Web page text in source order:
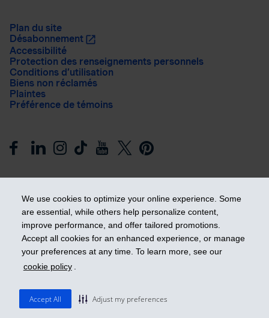
We use cookies to optimize your online experience. Some
are essential, while others help personalize content,
improve performance, and offer tailored promotions.
Accept all cookies for an enhanced experience, or manage
your preferences at any time. To learn more, see our
cookie policy .
Accept All Adjust my preferences
Plan du site
Désabonnement
Accessibilité
Protection des renseignements personnels
Conditions d’utilisation
Biens non réclamés
Plaintes
Préférence de témoins
Prendre les devants